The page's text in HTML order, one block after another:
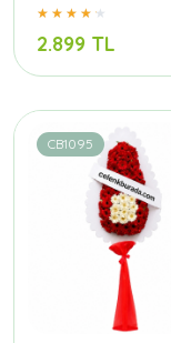
2.899 TL
CB1095